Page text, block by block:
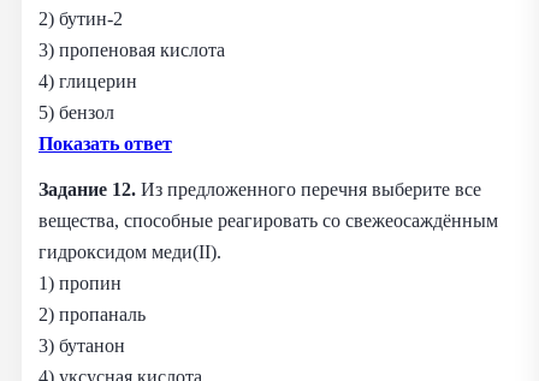
2) бутин-2
3) пропеновая кислота
4) глицерин
5) бензол
Показать ответ
Задание 12. Из предложенного перечня выберите все
вещества, способные реагировать со свежеосаждённым
гидроксидом меди(II).
1) пропин
2) пропаналь
3) бутанон